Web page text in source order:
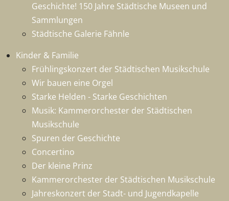
Geschichte! 150 Jahre Städtische Museen und
Sammlungen
Städtische Galerie Fähnle
Kinder & Familie
Frühlingskonzert der Städtischen Musikschule
Wir bauen eine Orgel
Starke Helden - Starke Geschichten
Musik: Kammerorchester der Städtischen
Musikschule
Spuren der Geschichte
Concertino
Der kleine Prinz
Kammerorchester der Städtischen Musikschule
Jahreskonzert der Stadt- und Jugendkapelle